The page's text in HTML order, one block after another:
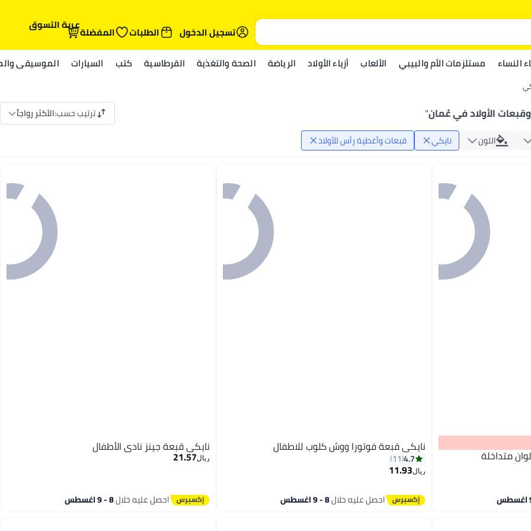
تسجيل الدخول
الطلبات المفضلةعربة التسوق
النساء مستلزمات الأم والبيبي الألعاب أزياء الأولاد الرياضة الصحة والتغذية القرطاسية كتب السيارات الموسيقى
الأولاد في عُمان" ترتيب حسب:الأكثر رواجاً
اللون نايكي قبعات وأغطية رأس للأولاد
متداخلة
نايكي قبعة فوتورا ووش كلوب للاطفال
4.7
11
ريال11.93
احصل عليه خلال8 - 9 اغسطس
نايكي قبعة جينز نادي الأطفال
ريال21.57
احصل عليه خلال8 - 9 اغسطس